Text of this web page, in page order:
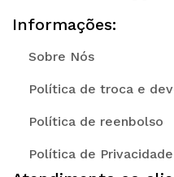
Informações:
Sobre Nós
Política de troca e
Política de reenbolso
Política de Privacidade